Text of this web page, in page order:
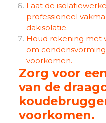
Laat de
professioneel
dakisolatie.
Houd rekening met
om
voorkomen.
Zorg voor
van de
voorkomen.